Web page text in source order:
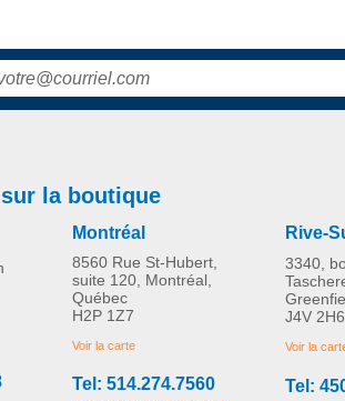
la boutique
Montréal
8560 Rue St-Hubert,
suite 120, Montréal,
Québec
H2P 1Z7
Voir la carte
Tel: 514.274.7560
Rive-
3340,
J4V 2H6
Voir la
Tel: